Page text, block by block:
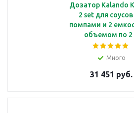
Дозатор Kalando
2 set для соусов
помпами и 2
объемом по 2
Много
31 451 руб.